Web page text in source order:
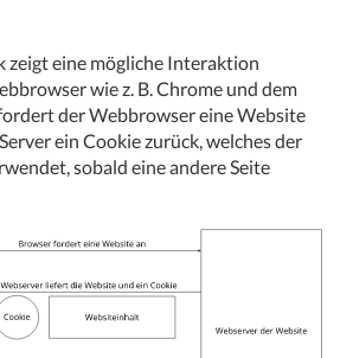
zeigt eine mögliche Interaktion
wie z. B. Chrome und dem
der Webbrowser eine Website
ein Cookie zurück, welches der
sobald eine andere Seite